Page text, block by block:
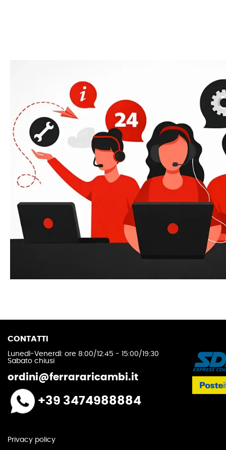
CONTATTI
Lunedì-Venerdì: ore 8:00/12:45 - 15:00/19:30
Sabato chiusi
ordini@ferrararicambi.it
+39 3474988884
Privacy policy